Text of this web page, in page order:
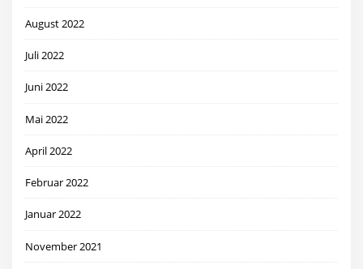
August 2022
Juli 2022
Juni 2022
Mai 2022
April 2022
Februar 2022
Januar 2022
November 2021